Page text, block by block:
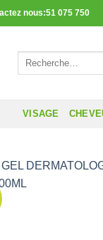
nous:51 075 750
Recherche
VISAGE